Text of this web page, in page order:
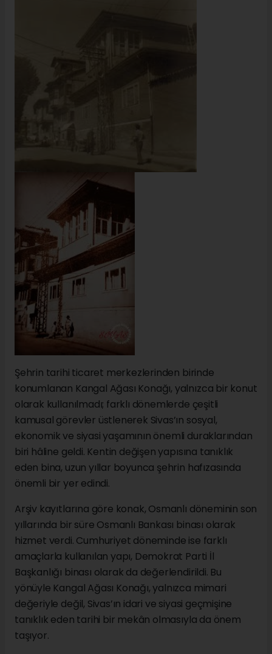
Şehrin tarihi ticaret merkezlerinden birinde
konumlanan Kangal Ağası Konağı, yalnızca bir konut
olarak kullanılmadı; farklı dönemlerde çeşitli
kamusal görevler üstlenerek Sivas’ın sosyal,
ekonomik ve siyasi yaşamının önemli duraklarından
biri hâline geldi. Kentin değişen yapısına tanıklık
eden bina, uzun yıllar boyunca şehrin hafızasında
önemli bir yer edindi.
Arşiv kayıtlarına göre konak, Osmanlı döneminin son
yıllarında bir süre Osmanlı Bankası binası olarak
hizmet verdi. Cumhuriyet döneminde ise farklı
amaçlarla kullanılan yapı, Demokrat Parti İl
Başkanlığı binası olarak da değerlendirildi. Bu
yönüyle Kangal Ağası Konağı, yalnızca mimari
değeriyle değil, Sivas’ın idari ve siyasi geçmişine
tanıklık eden tarihi bir mekân olmasıyla da önem
taşıyor.